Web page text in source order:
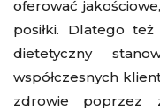
oferować
posiłki. Dlatego
dietetyczny
współczesnych
zdrowie poprzez